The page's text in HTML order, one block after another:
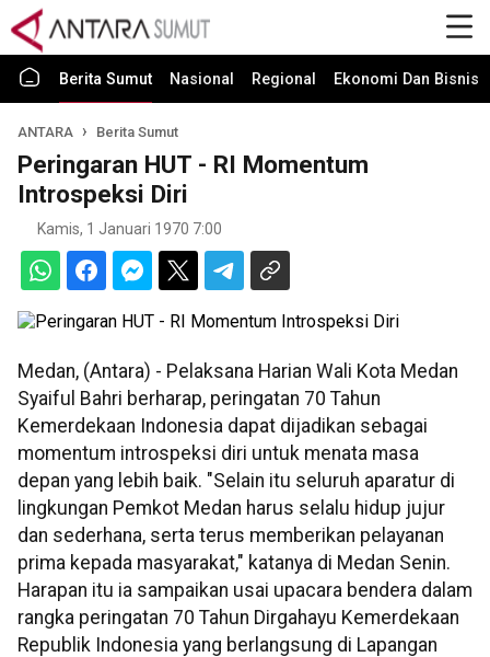
Berita Sumut Nasional Regional Ekonomi Dan Bisnis
ANTARA Berita Sumut
Peringaran HUT - RI Momentum
Introspeksi Diri
Kamis, 1 Januari 1970 7:00
Medan, (Antara) - Pelaksana Harian Wali Kota Medan
Syaiful Bahri berharap, peringatan 70 Tahun
Kemerdekaan Indonesia dapat dijadikan sebagai
momentum introspeksi diri untuk menata masa
depan yang lebih baik. "Selain itu seluruh aparatur di
lingkungan Pemkot Medan harus selalu hidup jujur
dan sederhana, serta terus memberikan pelayanan
prima kepada masyarakat," katanya di Medan Senin.
Harapan itu ia sampaikan usai upacara bendera dalam
rangka peringatan 70 Tahun Dirgahayu Kemerdekaan
Republik Indonesia yang berlangsung di Lapangan